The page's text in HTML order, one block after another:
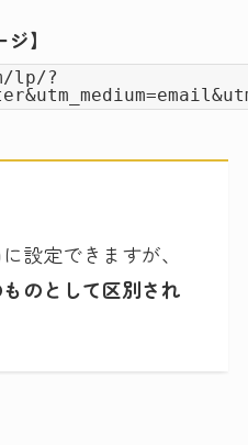
】
lp/?
設定できますが、
のとして区別され